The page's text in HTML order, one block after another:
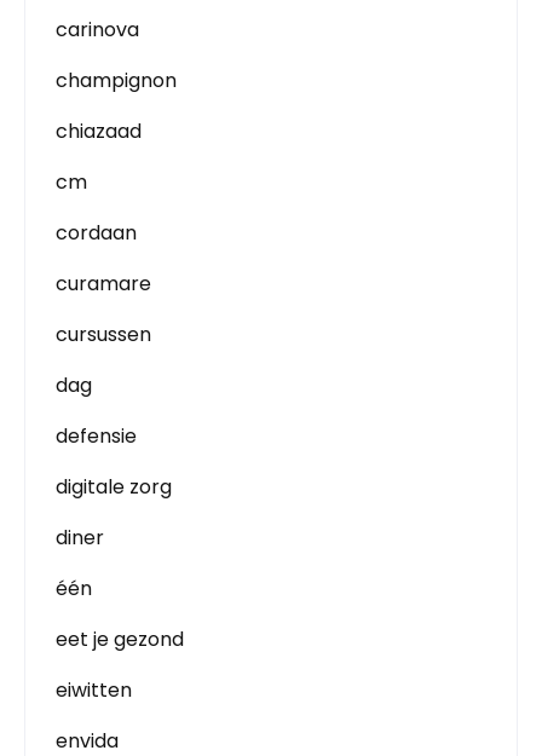
carinova
champignon
chiazaad
cm
cordaan
curamare
cursussen
dag
defensie
digitale zorg
diner
één
eet je gezond
eiwitten
envida